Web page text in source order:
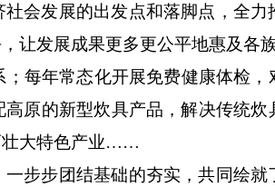
会发展的出发点和落脚点，全
让发展成果更多更公平地惠及各族
每年常态化开展免费健康体检
原的新型炊具产品，解决传统
壮大特色产业……
步步团结基础的夯实，共同绘就